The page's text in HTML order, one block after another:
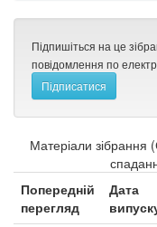
Підпишіться на це
повідомлення по
Матеріали зібрання
Попередній
перегляд
Дата